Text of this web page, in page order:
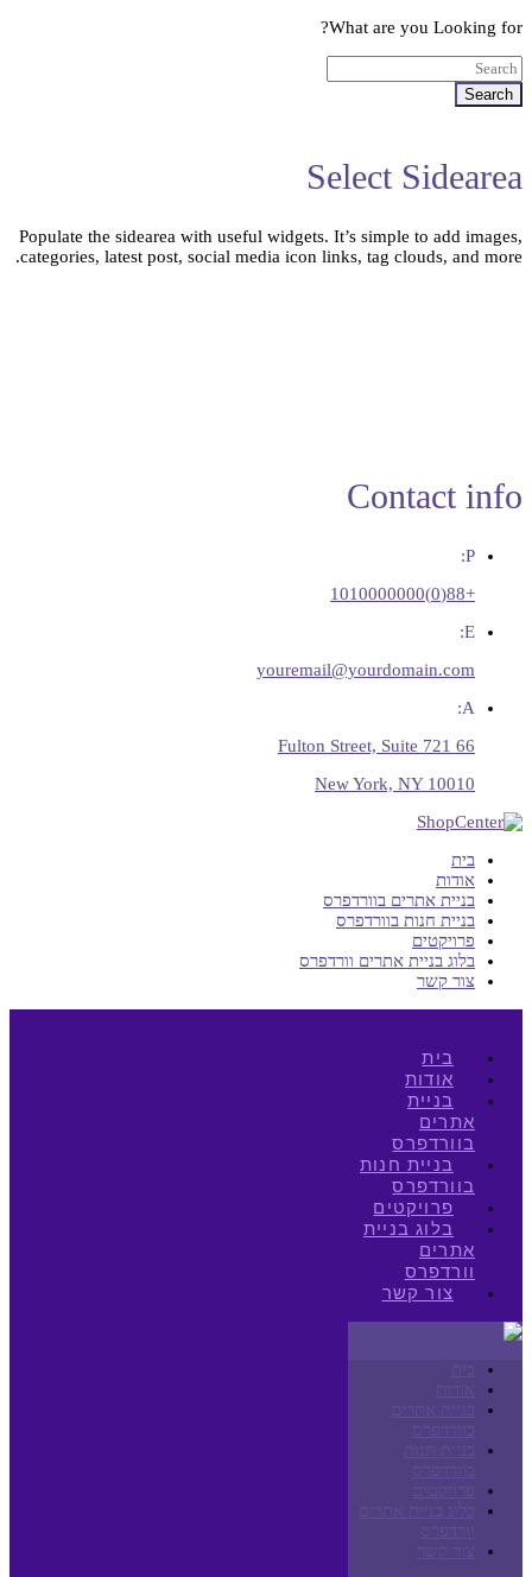
What are you Looking for?
Search
Select Sidearea
Populate the sidearea with useful widgets. It’s simple to add images,
categories, latest post, social media icon links, tag clouds, and more.
Contact info
P:
+88(0)1010000000
E:
youremail@yourdomain.com
A:
66 Fulton Street, Suite 721
New York, NY 10010
בית
אודות
בניית אתרים בוורדפרס
בניית חנות בוורדפרס
פרויקטים
בלוג בניית אתרים וורדפרס
צור קשר
בית
אודות
בניית
אתרים
בוורדפרס
בניית חנות
בוורדפרס
פרויקטים
בלוג בניית
אתרים
וורדפרס
צור קשר
בית
אודות
בניית אתרים
בוורדפרס
בניית חנות
בוורדפרס
פרויקטים
בלוג בניית אתרים
וורדפרס
צור קשר